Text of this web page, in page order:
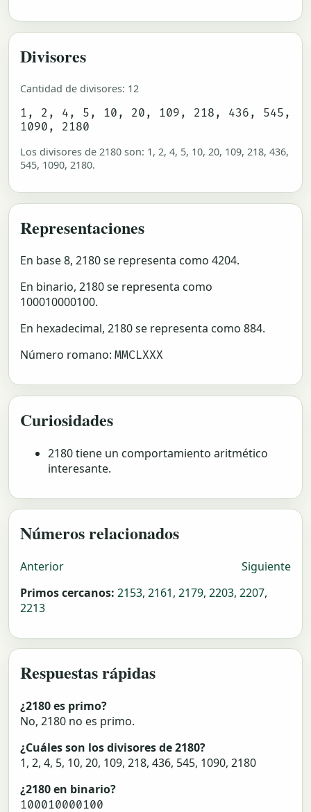
Divisores
Cantidad de divisores: 12
1, 2, 4, 5, 10, 20, 109, 218, 436, 545,
1090, 2180
Los divisores de 2180 son: 1, 2, 4, 5, 10, 20, 109, 218, 436,
545, 1090, 2180.
Representaciones
En base 8, 2180 se representa como 4204.
En binario, 2180 se representa como
100010000100.
En hexadecimal, 2180 se representa como 884.
Número romano: MMCLXXX
Curiosidades
2180 tiene un comportamiento aritmético
interesante.
Números relacionados
Anterior
Siguiente
Primos cercanos: 2153, 2161, 2179, 2203, 2207,
2213
Respuestas rápidas
¿2180 es primo?
No, 2180 no es primo.
¿Cuáles son los divisores de 2180?
1, 2, 4, 5, 10, 20, 109, 218, 436, 545, 1090, 2180
¿2180 en binario?
100010000100